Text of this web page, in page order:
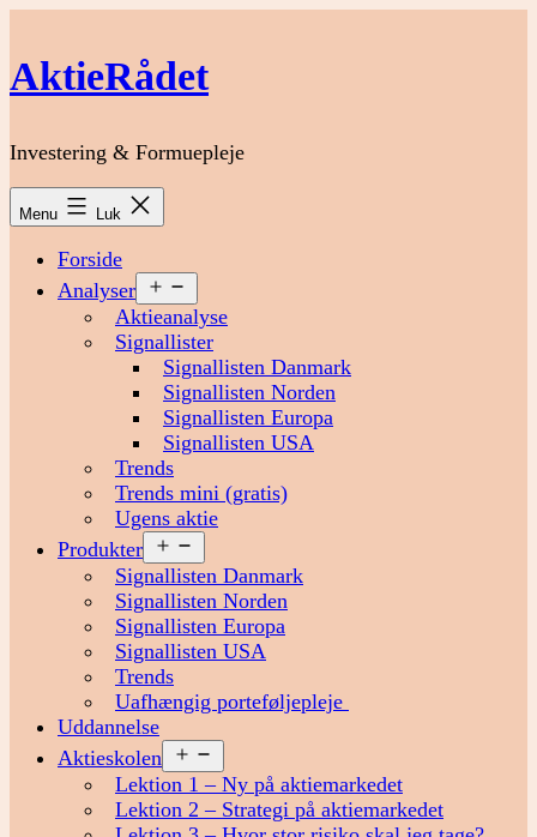
indhold
AktieRådet
Investering & Formuepleje
Menu Luk
Forside
Analyser
menu
Aktieanalyse
Signallister
Signallisten Danmark
Signallisten Norden
Signallisten Europa
Signallisten USA
Trends
Trends mini (gratis)
Ugens aktie
Produkter
menu
Signallisten Danmark
Signallisten Norden
Signallisten Europa
Signallisten USA
Trends
Uafhængig porteføljepleje
Uddannelse
Aktieskolen
menu
Lektion 1 – Ny på aktiemarkedet
Lektion 2 – Strategi på aktiemarkedet